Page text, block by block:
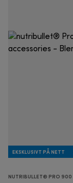
EKSKLUSIVT PÅ NETT
NUTRIBULLET® PRO 900